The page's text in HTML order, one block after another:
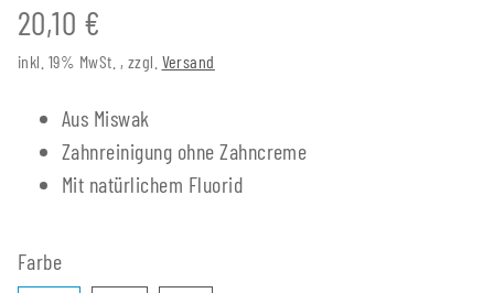
20,10 €
inkl. 19% MwSt. , zzgl. Versand
Aus Miswak
Zahnreinigung ohne Zahncreme
Mit natürlichem Fluorid
Farbe